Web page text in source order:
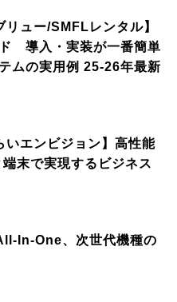
リュー/SMFLレンタル】
導入・実装が一番簡単
ムの実用例 25-26年最新
いエンビジョン】高性能
末で実現するビジネス
In-One、次世代機種の